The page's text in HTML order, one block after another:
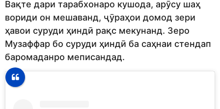
Вақте дари тарабхонаро кушода, арӯсу шаҳ
вориди он мешаванд, ҷӯраҳои домод зери
ҳавои суруди ҳиндӣ рақс мекунанд. Зеро
Музаффар бо суруди ҳиндӣ ба саҳнаи стендап
баромаданро меписандад.